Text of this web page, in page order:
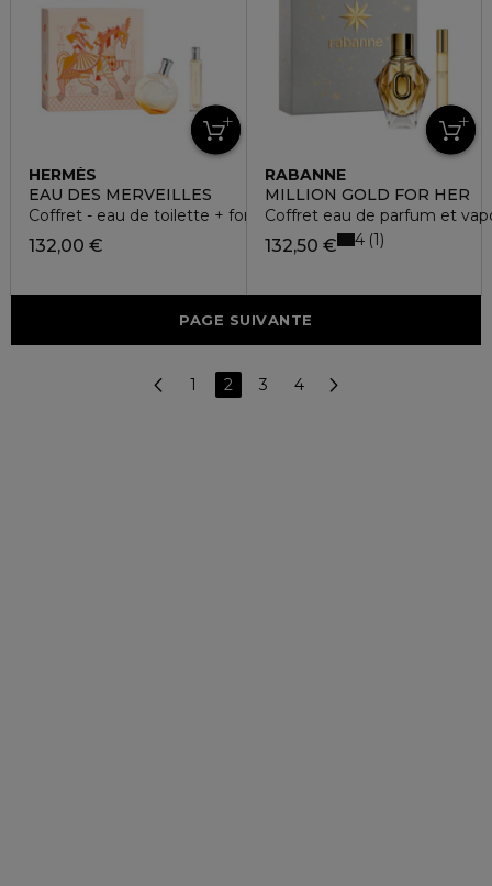
HERMÈS
EAU DES MERVEILLES
Coffret - eau de toilette + format voyage
132,00 €
RABANNE
MILLION GOLD FOR HER
Coffret eau de parfum et
132,50 € 4 1
PAGE SUIVANTE
1 2 3 4